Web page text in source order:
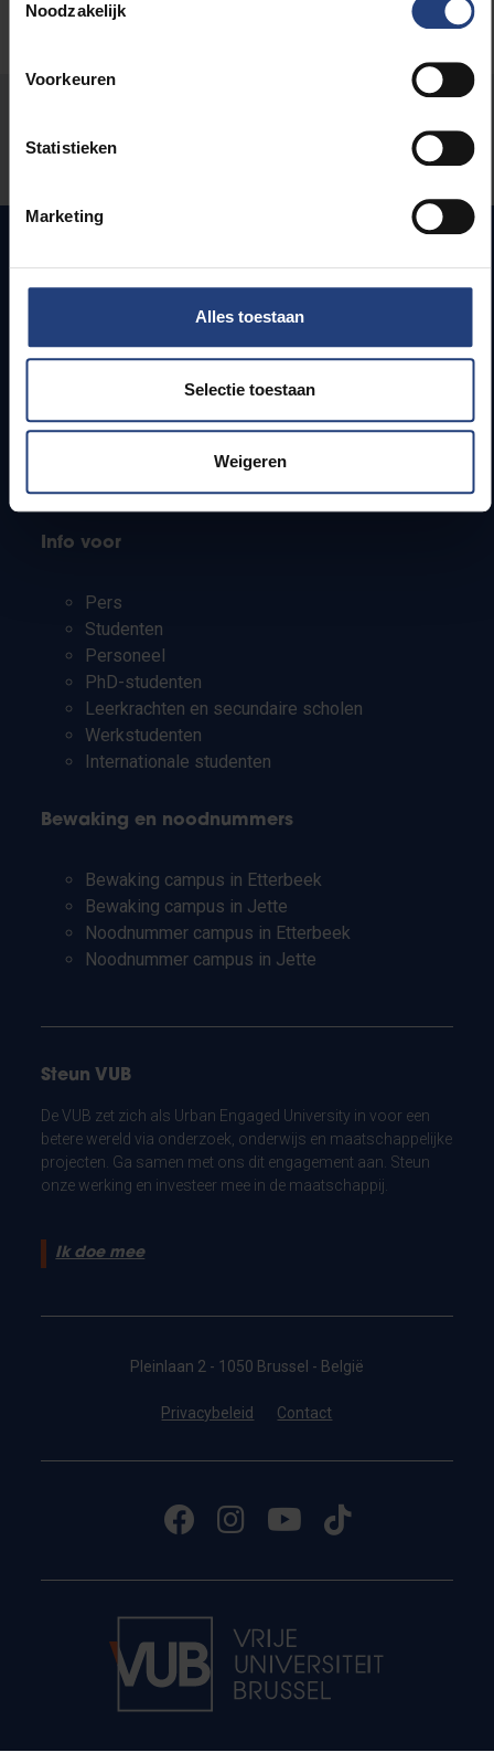
Noodzakelijk
Voorkeuren
Statistieken
Marketing
Alles toestaan
Selectie toestaan
Weigeren
Snel naar
Webmail
Bereikbaarheid
Onderzoeksgroepen
Info voor
Pers
Studenten
Personeel
PhD-studenten
Leerkrachten en secundaire scholen
Werkstudenten
Internationale studenten
Bewaking en noodnummers
Bewaking campus in Etterbeek
Bewaking campus in Jette
Noodnummer campus in Etterbeek
Noodnummer campus in Jette
Steun VUB
De VUB zet zich als Urban Engaged University in voor een
betere wereld via onderzoek, onderwijs en maatschappelijke
projecten. Ga samen met ons dit engagement aan. Steun
onze werking en investeer mee in de maatschappij.
Ik doe mee
Pleinlaan 2 - 1050 Brussel - België
Privacybeleid Contact